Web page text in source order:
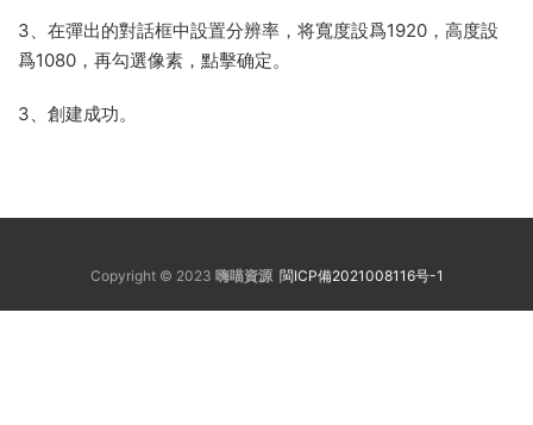
3、在彈出的對話框中設置分辨率，将寬度設爲1920，高度設
爲1080，再勾選像素，點擊确定。
3、創建成功。
Copyright © 2023 嗨喵資源 閩ICP備2021008116号-1